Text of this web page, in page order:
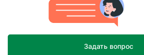
Задать вопрос